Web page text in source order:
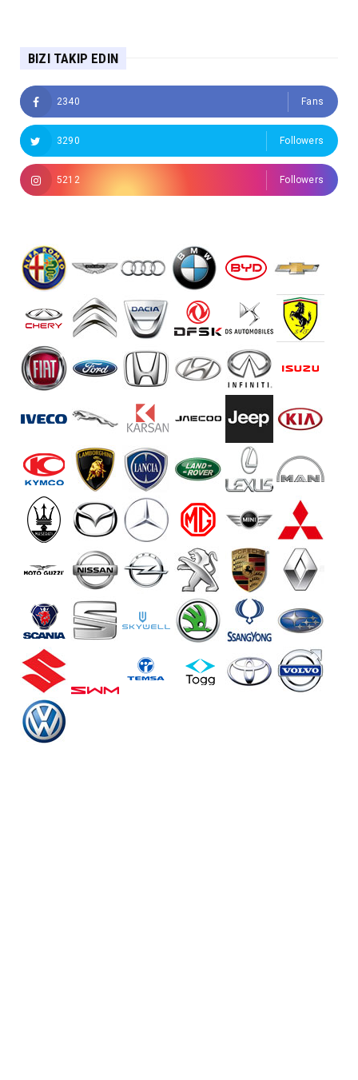
BIZI TAKIP EDIN
2340 Fans
3290 Followers
5212 Followers